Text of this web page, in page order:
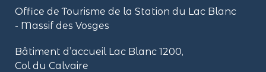
Office de Tourisme de la Station du Lac Blanc
- Massif des Vosges
Bâtiment d’accueil Lac Blanc 1200,
Col du Calvaire